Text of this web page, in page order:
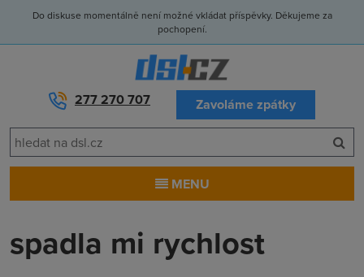
Do diskuse momentálně není možné vkládat příspěvky. Děkujeme za
pochopení.
277 270 707 Zavoláme zpátky
MENU
spadla mi rychlost